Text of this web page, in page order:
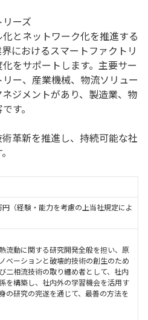
ーズ
とネットワーク化を推進する
におけるスマートファクトリ
をサポートします。主要サー
ー、産業機械、物流ソリュー
ジメントがあり、製造業、物
す。
革新を推進し、持続可能な社
（経験・能力を考慮の上当社規定によ
流動に関する研究開発全般を担い、原
ベーションと破壊的技術の創生のため
二相流技術の取り纏め者として、社内
を構築し、社内外の学習機会を活用す
の研究の完遂を通じて、最善の方法を